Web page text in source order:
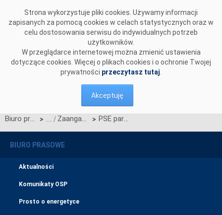
Strona wykorzystuje pliki cookies. Używamy informacji
zapisanych za pomocą cookies w celach statystycznych oraz w
celu dostosowania serwisu do indywidualnych potrzeb
użytkowników.
W przeglądarce internetowej można zmienić ustawienia
dotyczące cookies. Więcej o plikach cookies i o ochronie Twojej
prywatności przeczytasz tutaj
Akceptuję
Biuro prasowe > Zaangażowanie społeczne > PSE partnerem 7. edycji konkursu „Samorząd przyjazny energii”
BIURO PRASOWE
Aktualności
Komunikaty OSP
Prosto o energetyce